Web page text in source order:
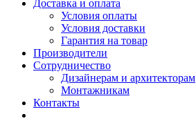
Доставка и оплата
Условия оплаты
Условия доставки
Гарантия на товар
Производители
Сотрудничество
Дизайнерам и архитекторам
Монтажникам
Контакты